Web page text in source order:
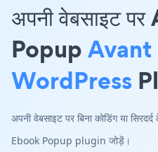
अपनी वेबसाइट
PopupAvant
WordPress
अपनी वेबसाइट पर बिना कोडिंग या
Ebook Popup plugin जोड़ें।